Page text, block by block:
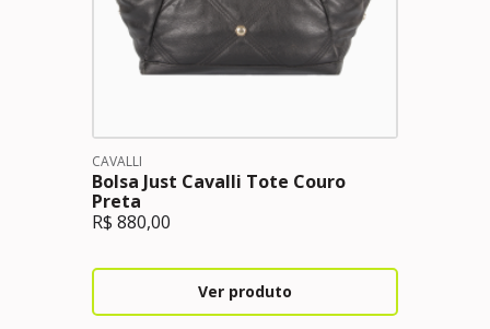
CAVALLI
Bolsa Just Cavalli Tote Couro
Preta
R$ 880,00
Ver produto